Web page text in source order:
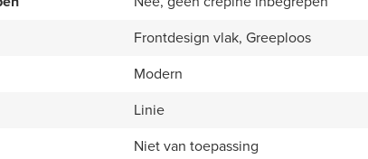
Frontdesign vlak, Greeploos
Modern
Linie
Niet van toepassing